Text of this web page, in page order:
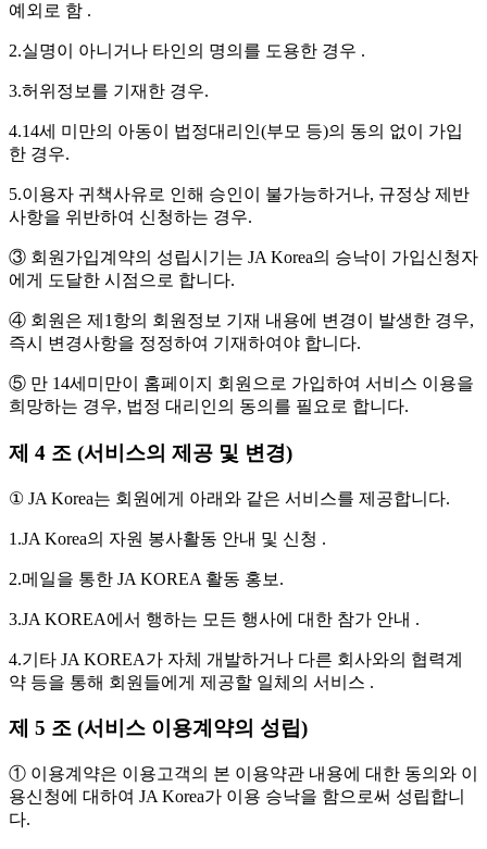
예외로 함 .
2.실명이 아니거나 타인의 명의를 도용한 경우 .
3.허위정보를 기재한 경우.
4.14세 미만의 아동이 법정대리인(부모 등)의 동의 없이 가입
한 경우.
5.이용자 귀책사유로 인해 승인이 불가능하거나, 규정상 제반
사항을 위반하여 신청하는 경우.
③ 회원가입계약의 성립시기는 JA Korea의 승낙이 가입신청자
에게 도달한 시점으로 합니다.
④ 회원은 제1항의 회원정보 기재 내용에 변경이 발생한 경우,
즉시 변경사항을 정정하여 기재하여야 합니다.
⑤ 만 14세미만이 홈페이지 회원으로 가입하여 서비스 이용을
희망하는 경우, 법정 대리인의 동의를 필요로 합니다.
제 4 조 (서비스의 제공 및 변경)
① JA Korea는 회원에게 아래와 같은 서비스를 제공합니다.
1.JA Korea의 자원 봉사활동 안내 및 신청 .
2.메일을 통한 JA KOREA 활동 홍보.
3.JA KOREA에서 행하는 모든 행사에 대한 참가 안내 .
4.기타 JA KOREA가 자체 개발하거나 다른 회사와의 협력계
약 등을 통해 회원들에게 제공할 일체의 서비스 .
제 5 조 (서비스 이용계약의 성립)
① 이용계약은 이용고객의 본 이용약관 내용에 대한 동의와 이
용신청에 대하여 JA Korea가 이용 승낙을 함으로써 성립합니
다.